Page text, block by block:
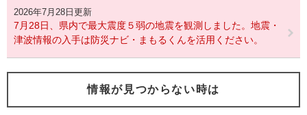
2026年7月28日更新
7月28日、県内で最大震度５弱の地震を観測しました。地震・
津波情報の入手は防災ナビ・まもるくんを活用ください。
情報が見つからない時は